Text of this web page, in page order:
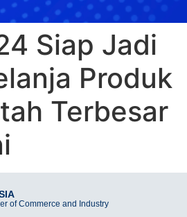
Siap Jadi
Produk
Terbesar
of Commerce and Industry